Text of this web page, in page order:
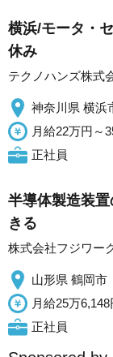
横浜/モータ・
休み
テクノハンズ株式
神奈川県 横浜
月給22万円～
正社員
半導体製造装
きる
株式会社フジワー
山形県 鶴岡市
月給25万
正社員